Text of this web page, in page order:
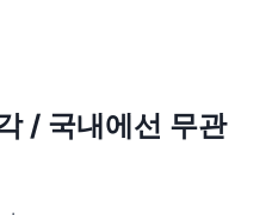
/ 국내에선 무관